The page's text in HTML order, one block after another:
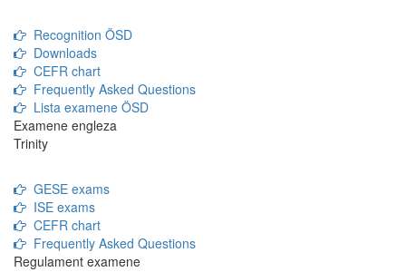
Recognition ÖSD
Downloads
CEFR chart
Frequently Asked Questions
Lista examene ÖSD
Examene engleza
Trinity
GESE exams
ISE exams
CEFR chart
Frequently Asked Questions
Regulament examene